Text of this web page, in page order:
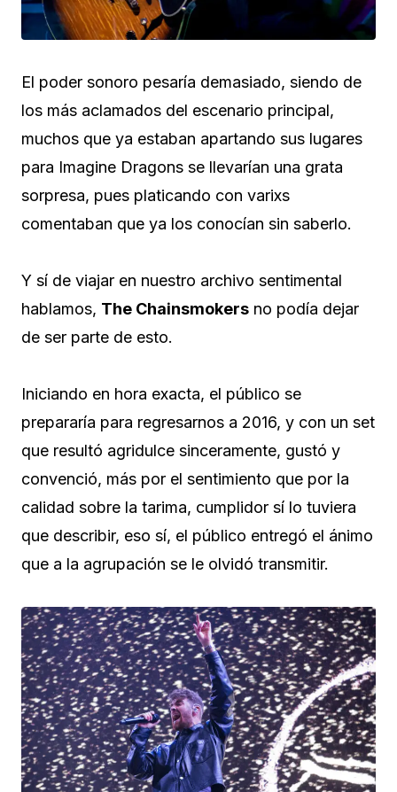
El poder sonoro pesaría demasiado, siendo de
los más aclamados del escenario principal,
muchos que ya estaban apartando sus lugares
para Imagine Dragons se llevarían una grata
sorpresa, pues platicando con varixs
comentaban que ya los conocían sin saberlo.
Y sí de viajar en nuestro archivo sentimental
hablamos, The Chainsmokers no podía dejar
de ser parte de esto.
Iniciando en hora exacta, el público se
prepararía para regresarnos a 2016, y con un set
que resultó agridulce sinceramente, gustó y
convenció, más por el sentimiento que por la
calidad sobre la tarima, cumplidor sí lo tuviera
que describir, eso sí, el público entregó el ánimo
que a la agrupación se le olvidó transmitir.